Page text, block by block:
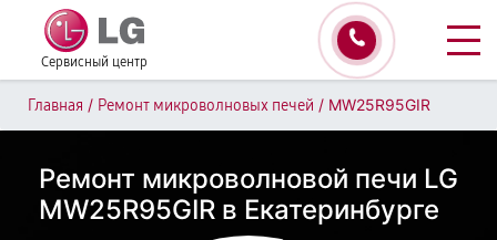
Сервисный центр
Главная / Ремонт микроволновых печей / MW25R95GIR
Ремонт микроволновой печи LG
MW25R95GIR в Екатеринбурге